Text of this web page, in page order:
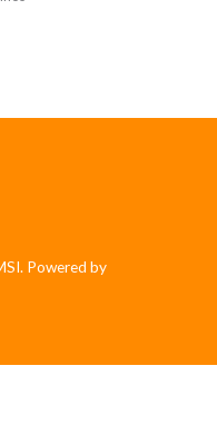
Powered by